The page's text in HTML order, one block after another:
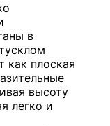
в
как плоская
высоту
легко и